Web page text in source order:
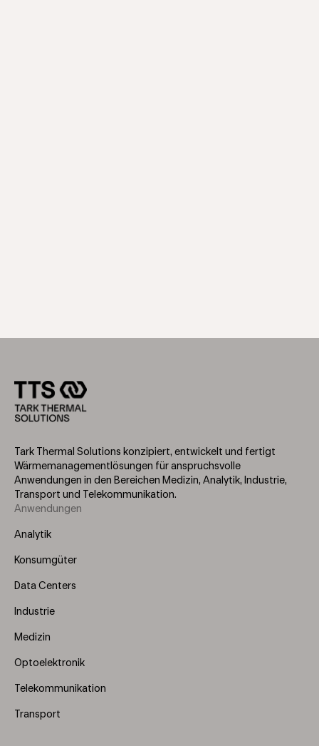
Tark Thermal Solutions konzipiert, entwickelt und fertigt
Wärmemanagementlösungen für anspruchsvolle
Anwendungen in den Bereichen Medizin, Analytik, Industrie,
Transport und Telekommunikation.
Footer
Menu
Anwendungen
Analytik
Konsumgüter
Data Centers
Industrie
Medizin
Optoelektronik
Telekommunikation
Transport